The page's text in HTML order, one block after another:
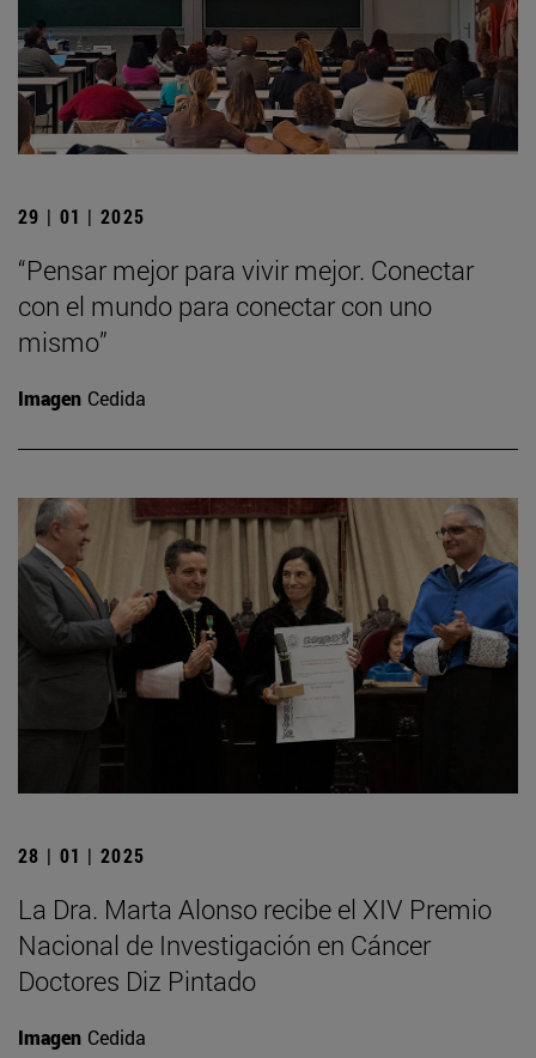
29 | 01 | 2025
“Pensar mejor para vivir mejor. Conectar
con el mundo para conectar con uno
mismo”
Imagen Cedida
28 | 01 | 2025
La Dra. Marta Alonso recibe el XIV Premio
Nacional de Investigación en Cáncer
Doctores Diz Pintado
Imagen Cedida